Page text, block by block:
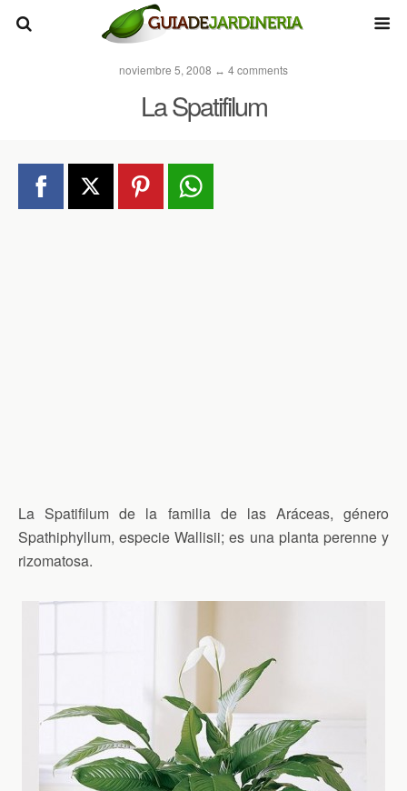
noviembre 5, 2008 ↔ 4 comments
La Spatifilum
La Spatifilum de la familia de las Aráceas, género
Spathiphyllum, especie Wallisii; es una planta perenne y
rizomatosa.